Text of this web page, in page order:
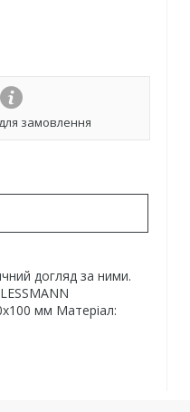
замовлення
догляд за ними.
мм Матеріал: